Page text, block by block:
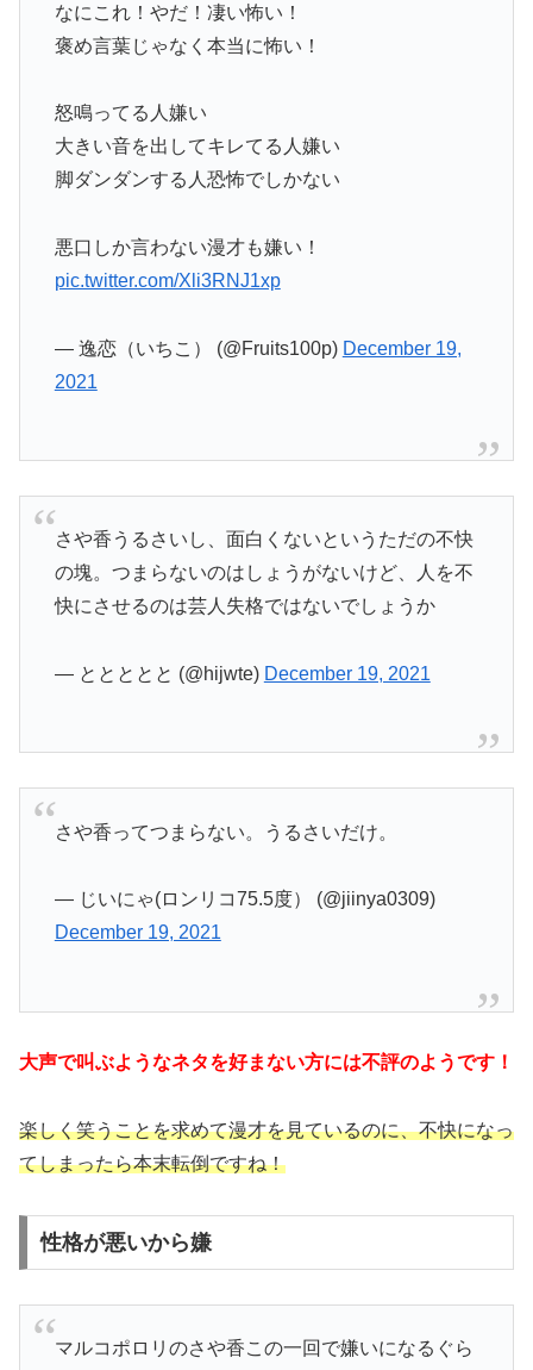
なにこれ！やだ！凄い怖い！
褒め言葉じゃなく本当に怖い！
怒鳴ってる人嫌い
大きい音を出してキレてる人嫌い
脚ダンダンする人恐怖でしかない
悪口しか言わない漫才も嫌い！
pic.twitter.com/Xli3RNJ1xp
— 逸恋（いちこ） (@Fruits100p) December 19,
2021
さや香うるさいし、面白くないというただの不快
の塊。つまらないのはしょうがないけど、人を不
快にさせるのは芸人失格ではないでしょうか
— ととととと (@hijwte) December 19, 2021
さや香ってつまらない。うるさいだけ。
— じいにゃ(ロンリコ75.5度） (@jiinya0309)
December 19, 2021
大声で叫ぶようなネタを好まない方には不評のようです！
楽しく笑うことを求めて漫才を見ているのに、不快になっ
てしまったら本末転倒ですね！
性格が悪いから嫌
マルコポロリのさや香この一回で嫌いになるぐら